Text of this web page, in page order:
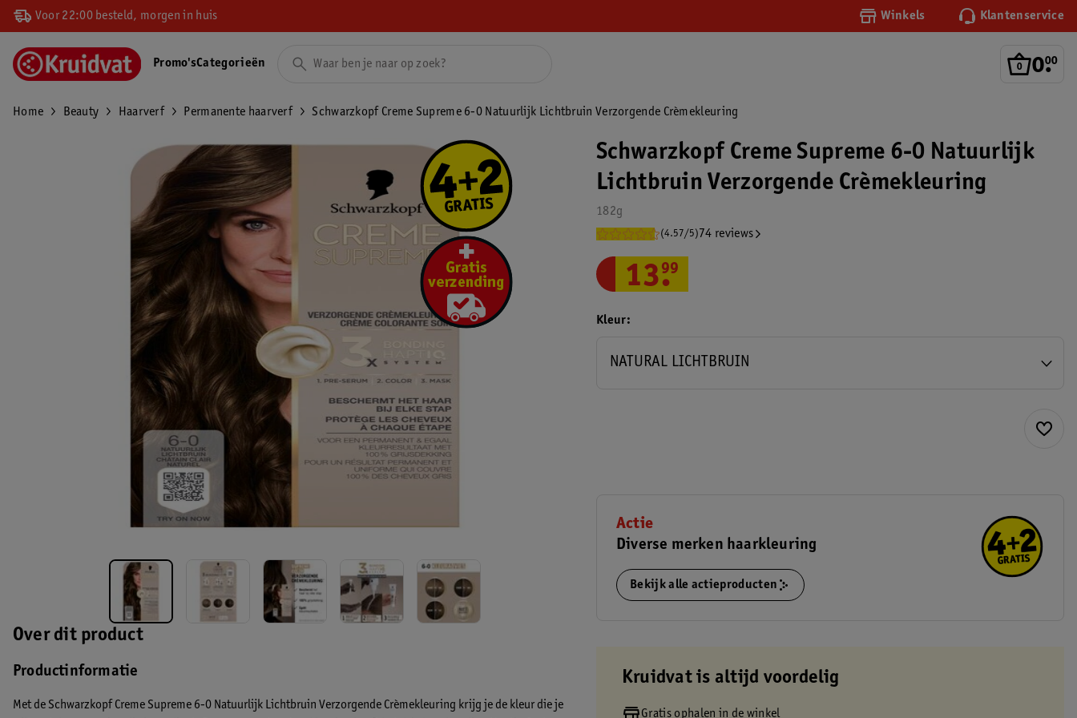
Voor 22:00 besteld, morgen in huis Winkels Klantenservice
0.
00
Promo'sCategorieën
Home Beauty Haarverf Permanente haarverf Schwarzkopf Creme Supreme 6-0 Natuurlijk Lichtbruin Verzorgende Crèmekleuring
Over dit product
Productinformatie
Met de Schwarzkopf Creme Supreme 6-0 Natuurlijk Lichtbruin Verzorgende Crèmekleuring krijg je de kleur die je
Schwarzkopf Creme Supreme 6-0 Natuurlijk
Lichtbruin Verzorgende Crèmekleuring
182g
(4.57/5) 74 reviews
13.
99
Kleur
NATURAL LICHTBRUIN
Actie
Diverse merken haarkleuring
Bekijk alle actieproducten
Kruidvat is altijd voordelig
Gratis ophalen in de winkel